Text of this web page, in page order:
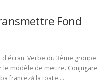
Fond
Verbe du 3ème groupe
le modèle de mettre. Conjugare
franceză la toate …